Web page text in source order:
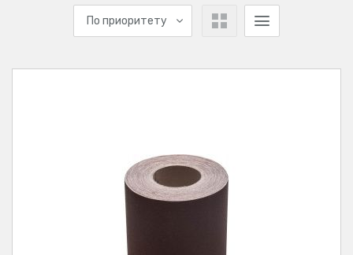
По приоритету